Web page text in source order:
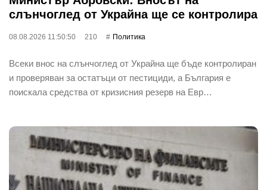
слънчоглед от Украйна ще се контролира
08.08.2026 11:50:50 210 Политика
Всеки внос на слънчоглед от Украйна ще бъде контролиран
и проверяван за остатъци от пестициди, а България е
поискала средства от кризисния резерв на Евр…